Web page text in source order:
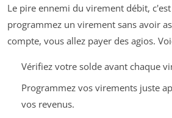
Le pire ennemi du virement débit,
programmez un virement sans avoir
compte, vous allez payer des agios.
Vérifiez votre solde avant chaque
Programmez vos virements juste
vos revenus.